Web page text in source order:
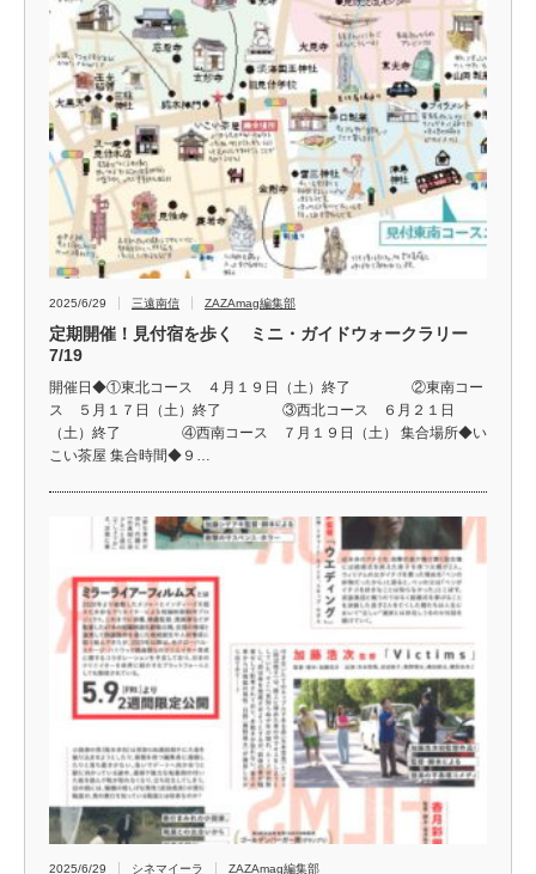
2025/6/29 三遠南信 ZAZAmag編集部
定期開催！見付宿を歩く ミニ・ガイドウォークラリー
7/19
開催日◆①東北コース ４月１９日（土）終了 ②東南コー
ス ５月１７日（土）終了 ③西北コース ６月２１日
（土）終了 ④西南コース ７月１９日（土） 集合場所◆い
こい茶屋 集合時間◆９…
2025/6/29 シネマイーラ ZAZAmag編集部